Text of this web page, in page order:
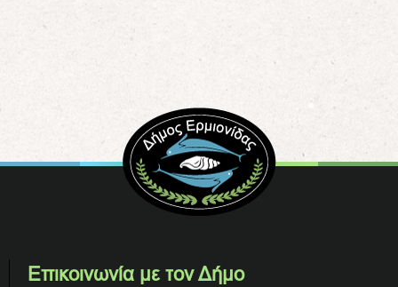
Επικοινωνία με τον Δήμο